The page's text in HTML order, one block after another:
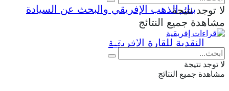
لا توجد نتيجة
مشاهدة جميع النتائج
Eng Fr
لا توجد نتيجة
مشاهدة جميع النتائج